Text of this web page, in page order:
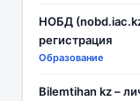
НОБД
регистрация
Образование
Bilemtihan kz –